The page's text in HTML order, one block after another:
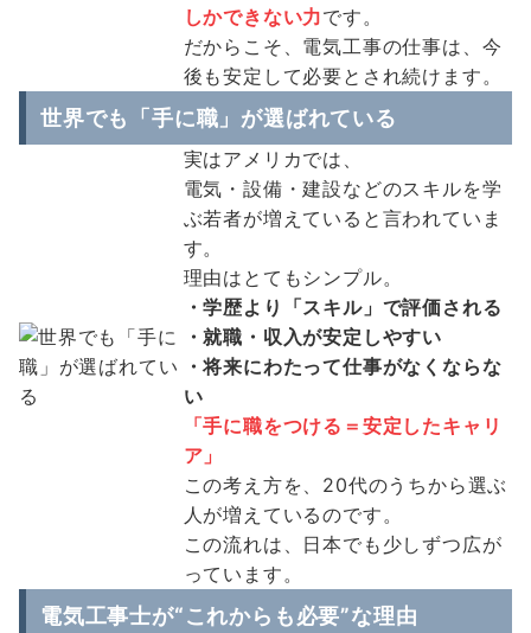
しかできない力です。
だからこそ、電気工事の仕事は、今
後も安定して必要とされ続けます。
世界でも「手に職」が選ばれている
実はアメリカでは、
電気・設備・建設などのスキルを学
ぶ若者が増えていると言われていま
す。
理由はとてもシンプル。
・学歴より「スキル」で評価される
・就職・収入が安定しやすい
・将来にわたって仕事がなくならな
い
「手に職をつける＝安定したキャリ
ア」
この考え方を、20代のうちから選ぶ
人が増えているのです。
この流れは、日本でも少しずつ広が
っています。
電気工事士が“これからも必要”な理由